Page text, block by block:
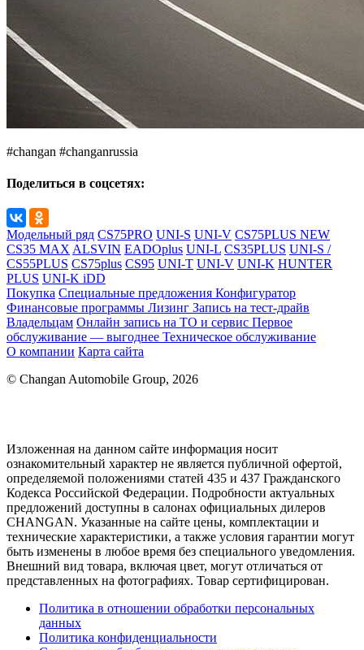
#changan #changanrussia
Поделиться в соцсетях:
Модельный ряд CS75PRO UNI-S UNI-V CS75PLUS NEW
CS35 MAX ALSVIN EADOplus UNI-L CS35PLUS UNI-S /
CS55PLUS CS75plus CS95 UNI-T UNI-V UNI-K HUNTER
PLUS UNI-K iDD
Покупка Специальные предложения Конфигуратор
Финансовые программы Лизинг Запись на тест-драйв
Владельцам Онлайн запись на ТО и сервис Первое
обслуживание — выгоднее Техническое обслуживание
О компании Карта сайта
© Changan Automobile Group, 2026
Изложенная на данном сайте информация носит
ознакомительный характер не является публичной офертой,
определяемой положениями статей 435 и 437 Гражданского
Кодекса Российской Федерации. Подробности актуальных
предложений доступны в салонах официальных дилеров
CHANGAN. Указанные на сайте цены, комплектации и
технические характеристики, а также условия гарантии могут
быть изменены в любое время без специального уведомления.
Внешний вид товара, включая цвет, могут отличаться от
представленных на фотографиях. Товар сертифицирован.
Политика в отношении обработки персональных
данных
Политика конфиденциальности